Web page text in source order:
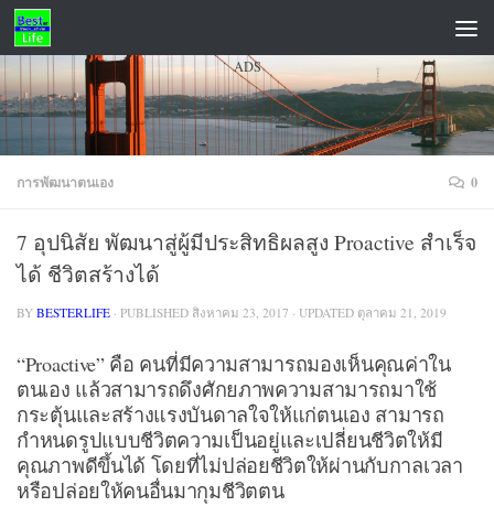
Skip to content
ADS
การพัฒนาตนเอง 0
7 อุปนิสัย พัฒนาสู่ผู้มีประสิทธิผลสูง Proactive สำเร็จ
ได้ ชีวิตสร้างได้
BY BESTERLIFE · PUBLISHED สิงหาคม 23, 2017 · UPDATED ตุลาคม 21, 2019
“Proactive” คือ คนที่มีความสามารถมองเห็นคุณค่าใน
ตนเอง แล้วสามารถดึงศักยภาพความสามารถมาใช้
กระตุ้นและสร้างแรงบันดาลใจให้แก่ตนเอง สามารถ
กำหนดรูปแบบชีวิตความเป็นอยู่และเปลี่ยนชีวิตให้มี
คุณภาพดีขึ้นได้ โดยที่ไม่ปล่อยชีวิตให้ผ่านกับกาลเวลา
หรือปล่อยให้คนอื่นมากุมชีวิตตน